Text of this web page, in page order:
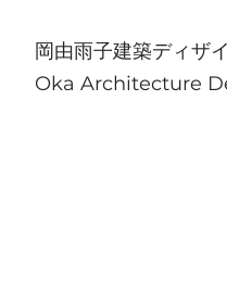
岡由雨子建築ディザ
Oka Architecture